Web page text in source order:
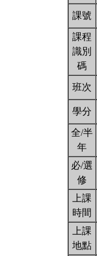
課號
課程
識別
碼
班次
學分
全/半
年
必/選
修
上課
時間
上課
地點